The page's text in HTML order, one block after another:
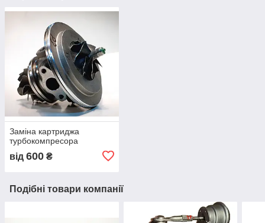
Заміна картриджа
турбокомпресора
від 600 ₴
Подібні товари компанії